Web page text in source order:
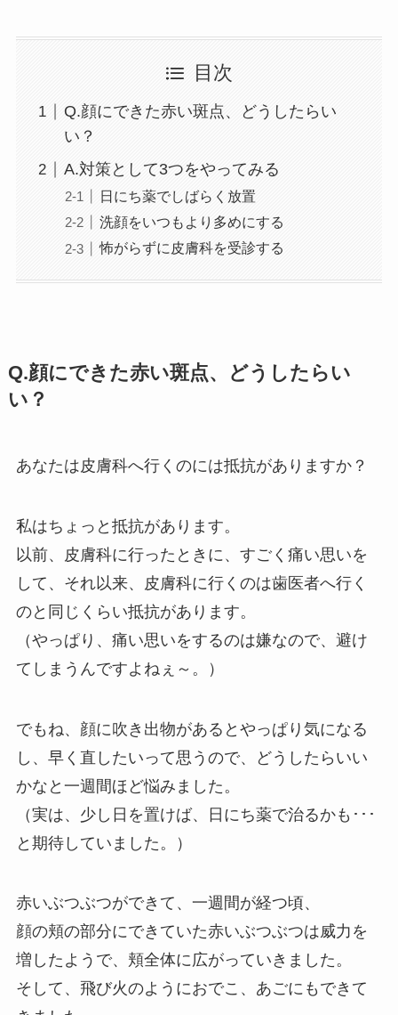
目次
Q.顔にできた赤い斑点、どうしたらい
い？
A.対策として3つをやってみる
日にち薬でしばらく放置
洗顔をいつもより多めにする
怖がらずに皮膚科を受診する
Q.顔にできた赤い斑点、どうしたらい
い？
あなたは皮膚科へ行くのには抵抗がありますか？
私はちょっと抵抗があります。
以前、皮膚科に行ったときに、すごく痛い思いを
して、それ以来、皮膚科に行くのは歯医者へ行く
のと同じくらい抵抗があります。
（やっぱり、痛い思いをするのは嫌なので、避け
てしまうんですよねぇ～。）
でもね、顔に吹き出物があるとやっぱり気になる
し、早く直したいって思うので、どうしたらいい
かなと一週間ほど悩みました。
（実は、少し日を置けば、日にち薬で治るかも･･･
と期待していました。）
赤いぶつぶつができて、一週間が経つ頃、
顔の頬の部分にできていた赤いぶつぶつは威力を
増したようで、頬全体に広がっていきました。
そして、飛び火のようにおでこ、あごにもできて